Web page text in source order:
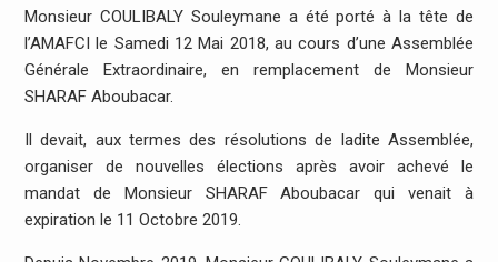
Monsieur COULIBALY Souleymane a été porté à la tête de
l’AMAFCI le Samedi 12 Mai 2018, au cours d’une Assemblée
Générale Extraordinaire, en remplacement de Monsieur
SHARAF Aboubacar.
Il devait, aux termes des résolutions de ladite Assemblée,
organiser de nouvelles élections après avoir achevé le
mandat de Monsieur SHARAF Aboubacar qui venait à
expiration le 11 Octobre 2019.